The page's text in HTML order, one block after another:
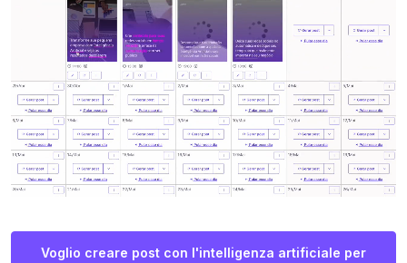
Voglio creare post con l'intelligenza artificiale per